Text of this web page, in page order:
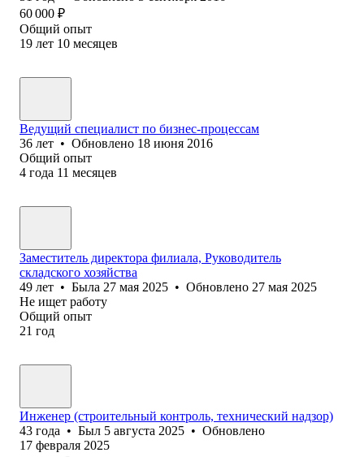
60 000 ₽
Общий опыт
19 лет 10 месяцев
Ведущий специалист по бизнес-процессам
36 лет • Обновлено 18 июня 2016
Общий опыт
4 года 11 месяцев
Заместитель директора филиала, Руководитель
складского хозяйства
49 лет • Была 27 мая 2025 • Обновлено 27 мая 2025
Не ищет работу
Общий опыт
21 год
Инженер (строительный контроль, технический надзор)
43 года • Был 5 августа 2025 • Обновлено
17 февраля 2025